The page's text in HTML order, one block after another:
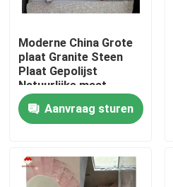
Moderne China Grote
plaat Granite Steen
Plaat Gepolijst
Natuurlijke maat
Chinese Roze Porno
Roze Granit Plaat
Aanvraag sturen